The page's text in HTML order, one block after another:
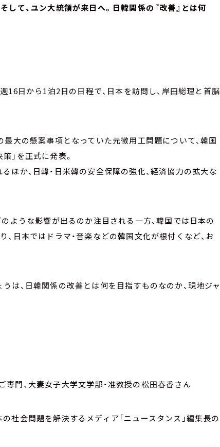
して、ユン大統領が来日へ。日韓関係の『改善』とは何
16日から1泊2日の日程で、日本を訪問し、岸田総理と首脳
最大の懸案事項となっていた元徴用工問題について、韓国
」を正式に発表。
ほか、日韓・日米韓の安全保障の強化、経済協力の拡大な
ような影響が出るのか注目される一方、韓国では日本の
、日本ではドラマ・音楽などの韓国文化が根付くなど、お
は、日韓関係の改善とは何を目指すものなのか、現地ジャ
門、大妻女子大学文学部・准教授の松田春香さん
社会問題を解決するメディア「ニュースタンス」編集長の